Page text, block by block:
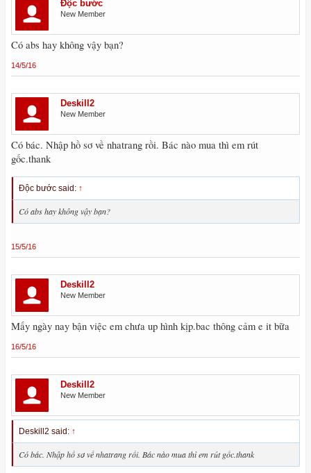
Độc bước
New Member
Có abs hay không vậy bạn?
14/5/16
Deskill2
New Member
Có bác. Nhập hồ sơ về nhatrang rồi. Bác nào mua thì em rút
gốc.thank
Độc bước said: ↑
Có abs hay không vậy bạn?
15/5/16
Deskill2
New Member
Mấy ngày nay bận việc em chưa up hình kịp.bac thông cảm e it bữa
16/5/16
Deskill2
New Member
Deskill2 said: ↑
Có bác. Nhập hồ sơ về nhatrang rồi. Bác nào mua thì em rút gốc.thank